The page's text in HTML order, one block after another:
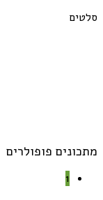
סלטים
מתכונים פופולרים
1